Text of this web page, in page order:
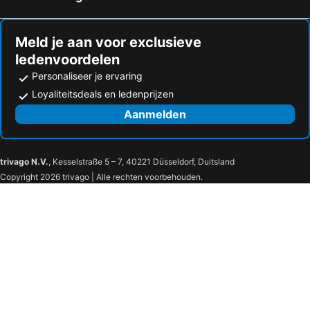
Hotels in Powell Butte
Hotels in Prineville
Meld je aan voor exclusieve
ledenvoordelen
Personaliseer je ervaring
Loyaliteitsdeals en ledenprijzen
Aanmelden
trivago N.V., Kesselstraße 5 – 7, 40221 Düsseldorf, Duitsland
Copyright 2026 trivago | Alle rechten voorbehouden.